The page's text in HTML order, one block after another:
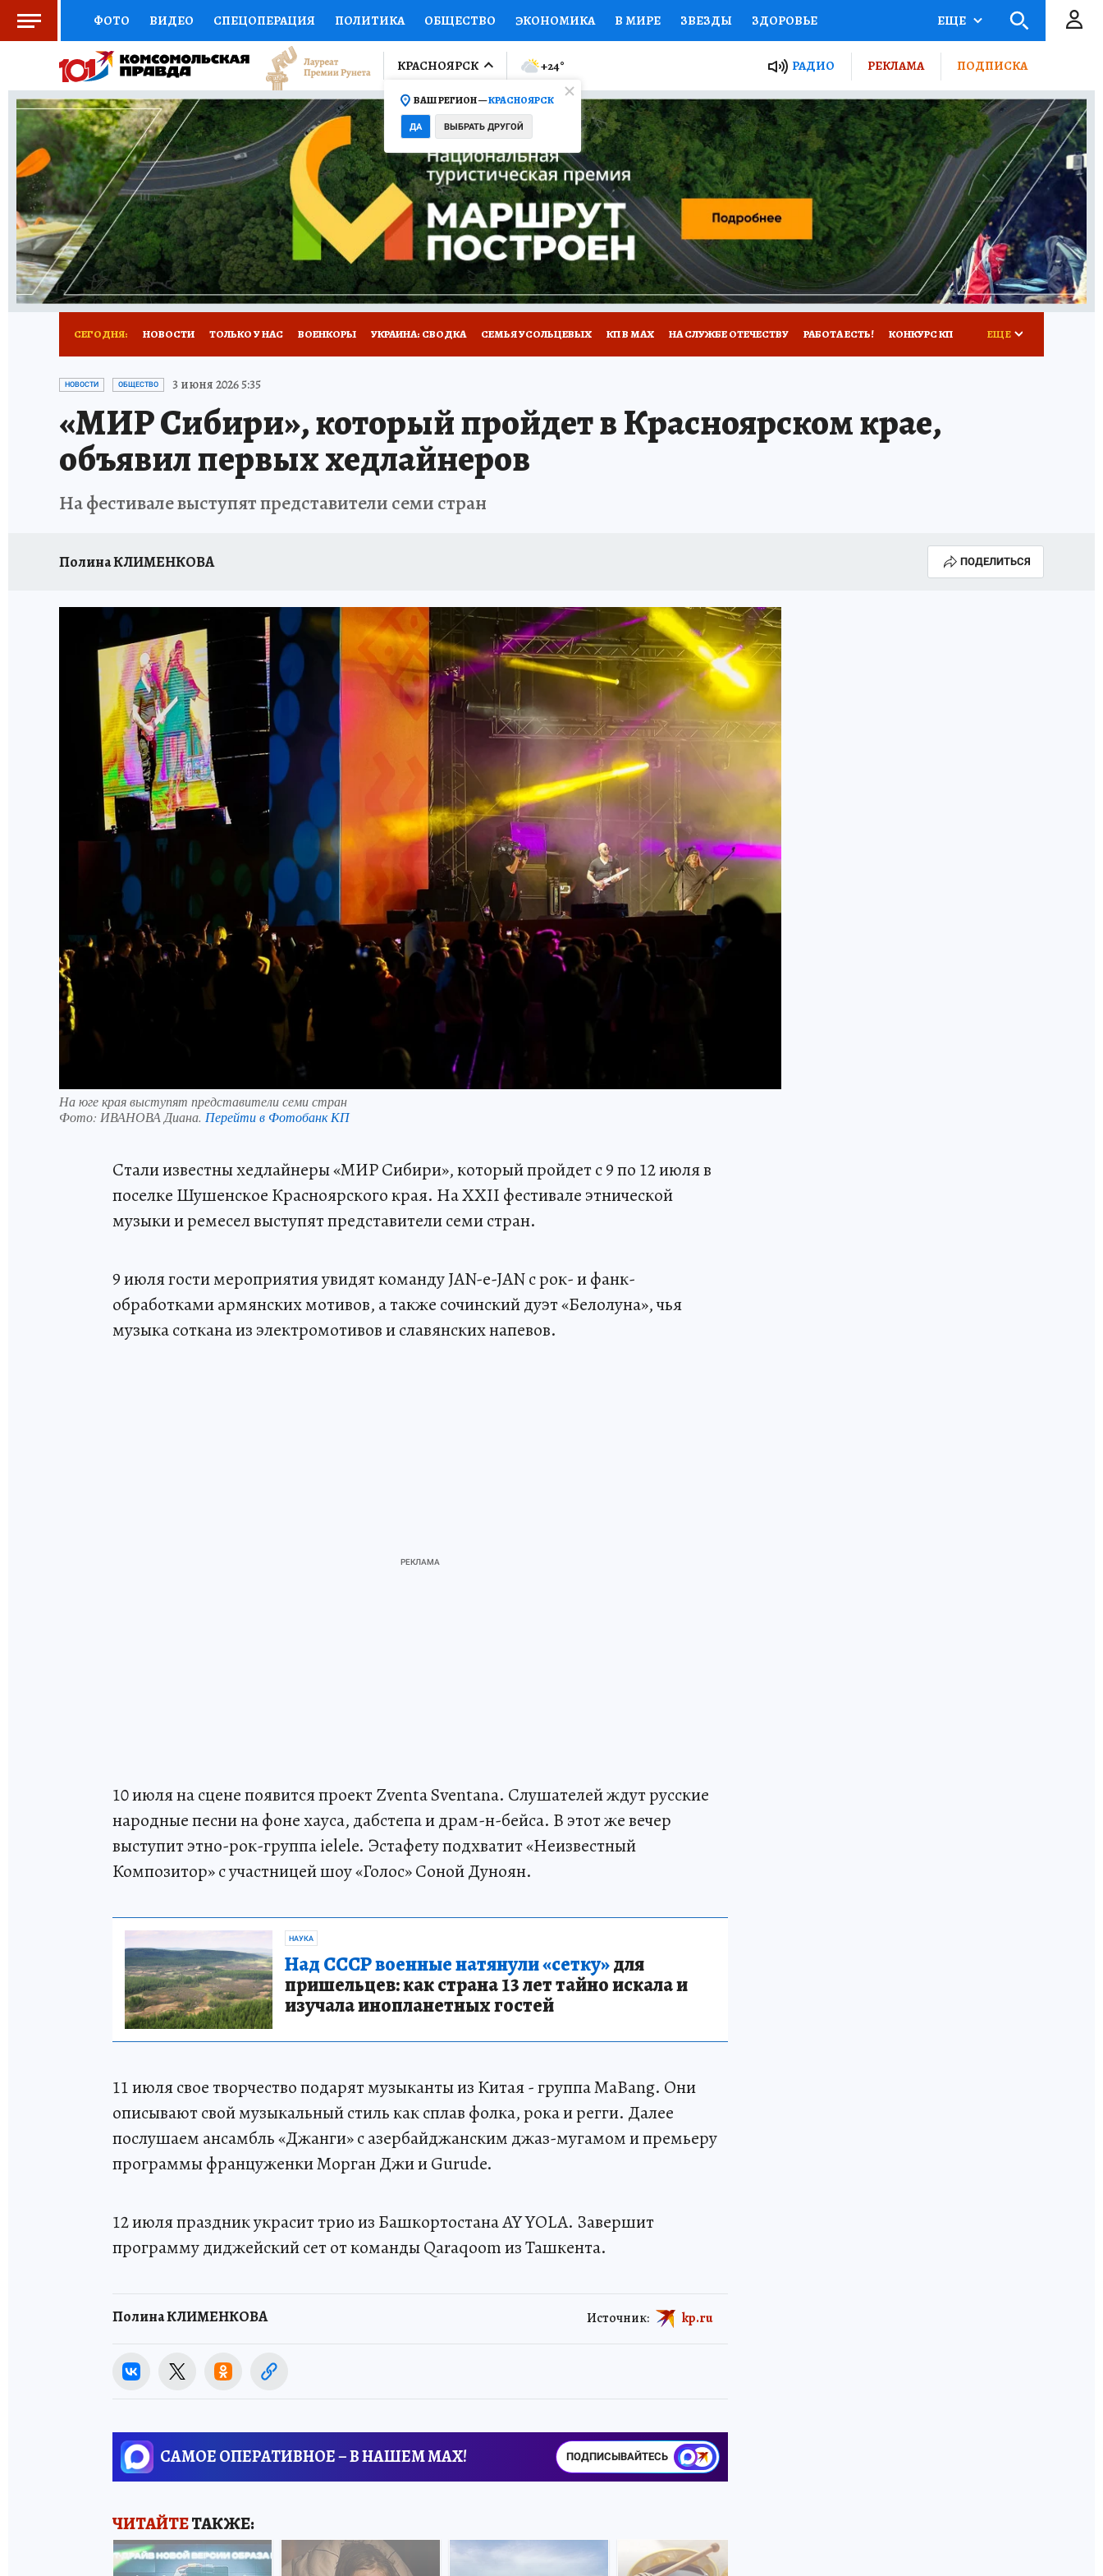
ФОТО ВИДЕО СПЕЦОПЕРАЦИЯ ПОЛИТИКА ОБЩЕСТВО ЭКОНОМИКА В МИРЕ ЗВЕЗДЫ ЗДОРОВЬЕ
СОЦПОДДЕРЖКА НАУКА СПОРТ КОЛУМНИСТЫ ПРОИСШЕСТВИЯ НАЦИОНАЛЬНЫЕ ПРОЕКТЫ РОССИИ
ВЫБОР ЭКСПЕРТОВ ДОКТОР ФИНАНСЫ ОТКРЫВАЕМ МИР Я ЗНАЮ СЕМЬЯ ЖЕНСКИЕ СЕКРЕТЫ ПУТЕВОДИТЕЛЬ
КНИЖНАЯ ПОЛКА ПРОГНОЗЫ НА СПОРТ ПРОМОКОДЫ СЕРИАЛЫ СПЕЦПРОЕКТЫ ДЕФИЦИТ ЖЕЛЕЗА ТУРИЗМ
ПРЕСС-ЦЕНТР НЕДВИЖИМОСТЬ ТЕЛЕВИЗОР КОЛЛЕКЦИИ КОНКУРСЫ РАБОТА У НАС ГИД ПОТРЕБИТЕЛЯ ВСЕ О КП
РАДИО КП РЕКЛАМА ТЕСТЫ НОВОЕ НА САЙТЕ
ЕЩЕ
КРАСНОЯРСК
ВАШ РЕГИОН —КРАСНОЯРСК
ДА ВЫБРАТЬ ДРУГОЙ
+24° РАДИО РЕКЛАМА ПОДПИСКА
СЕГОДНЯ: НОВОСТИ ТОЛЬКО У НАС ВОЕНКОРЫ УКРАИНА: СВОДКА СЕМЬЯ УСОЛЬЦЕВЫХ КП В МАХ НА СЛУЖБЕ ОТЕЧЕСТВУ РАБОТА ЕСТЬ! КОНКУРС КП
ОТДЫХ В РОССИИ ЗАПОВЕДНАЯ РОССИЯ
ЕЩЕ
НОВОСТИ ОБЩЕСТВО 3 июня 2026 5:35
«МИР Сибири», который пройдет в Красноярском крае,
объявил первых хедлайнеров
На фестивале выступят представители семи стран
Полина КЛИМЕНКОВА ПОДЕЛИТЬСЯ
На юге края выступят представители семи стран
Фото: ИВАНОВА Диана. Перейти в Фотобанк КП
Стали известны хедлайнеры «МИР Сибири», который пройдет с 9 по 12 июля в
поселке Шушенское Красноярского края. На XXII фестивале этнической
музыки и ремесел выступят представители семи стран.
9 июля гости мероприятия увидят команду JAN-e-JAN с рок- и фанк-
обработками армянских мотивов, а также сочинский дуэт «Белолуна», чья
музыка соткана из электромотивов и славянских напевов.
10 июля на сцене появится проект Zventa Sventana. Слушателей ждут русские
народные песни на фоне хауса, дабстепа и драм-н-бейса. В этот же вечер
выступит этно-рок-группа ielele. Эстафету подхватит «Неизвестный
Композитор» с участницей шоу «Голос» Соной Дуноян.
НАУКА
Над СССР военные натянули «сетку»для
пришельцев: как страна 13 лет тайно искала и
изучала инопланетных гостей
11 июля свое творчество подарят музыканты из Китая - группа MaBang. Они
описывают свой музыкальный стиль как сплав фолка, рока и регги. Далее
послушаем ансамбль «Джанги» с азербайджанским джаз-мугамом и премьеру
программы француженки Морган Джи и Gurude.
12 июля праздник украсит трио из Башкортостана AY YOLA. Завершит
программу диджейский сет от команды Qaraqoom из Ташкента.
Полина КЛИМЕНКОВА Источник: kp.ru
САМОЕ ОПЕРАТИВНОЕ – В НАШЕМ MAX! ПОДПИСЫВАЙТЕСЬ
ЧИТАЙТЕТАКЖЕ: